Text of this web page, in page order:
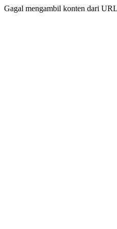
Gagal mengambil konten dari